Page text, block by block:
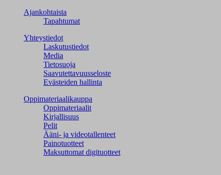
Ajankohtaista
Tapahtumat
Yhteystiedot
Laskutustiedot
Media
Tietosuoja
Saavutettavuusseloste
Evästeiden hallinta
Oppimateriaalikauppa
Oppimateriaalit
Kirjallisuus
Pelit
Ääni- ja videotallenteet
Painotuotteet
Maksuttomat digituotteet